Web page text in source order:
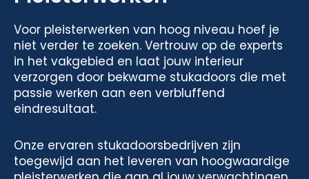
Voor pleisterwerken van hoog niveau hoef je
niet verder te zoeken. Vertrouw op de experts
in het vakgebied en laat jouw interieur
verzorgen door bekwame stukadoors die met
passie werken aan een verbluffend
eindresultaat.
Onze ervaren stukadoorsbedrijven zijn
toegewijd aan het leveren van hoogwaardige